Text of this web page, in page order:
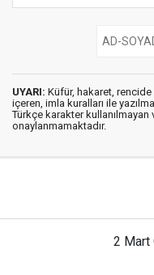
UYARI: Küfür, hakaret, rencide
içeren, imla kuralları ile
Türkçe karakter kullanılmayan
onaylanmamaktadır.
2 Mart